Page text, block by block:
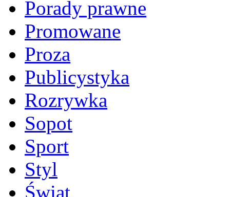
Porady prawne
Promowane
Proza
Publicystyka
Rozrywka
Sopot
Sport
Styl
Świat